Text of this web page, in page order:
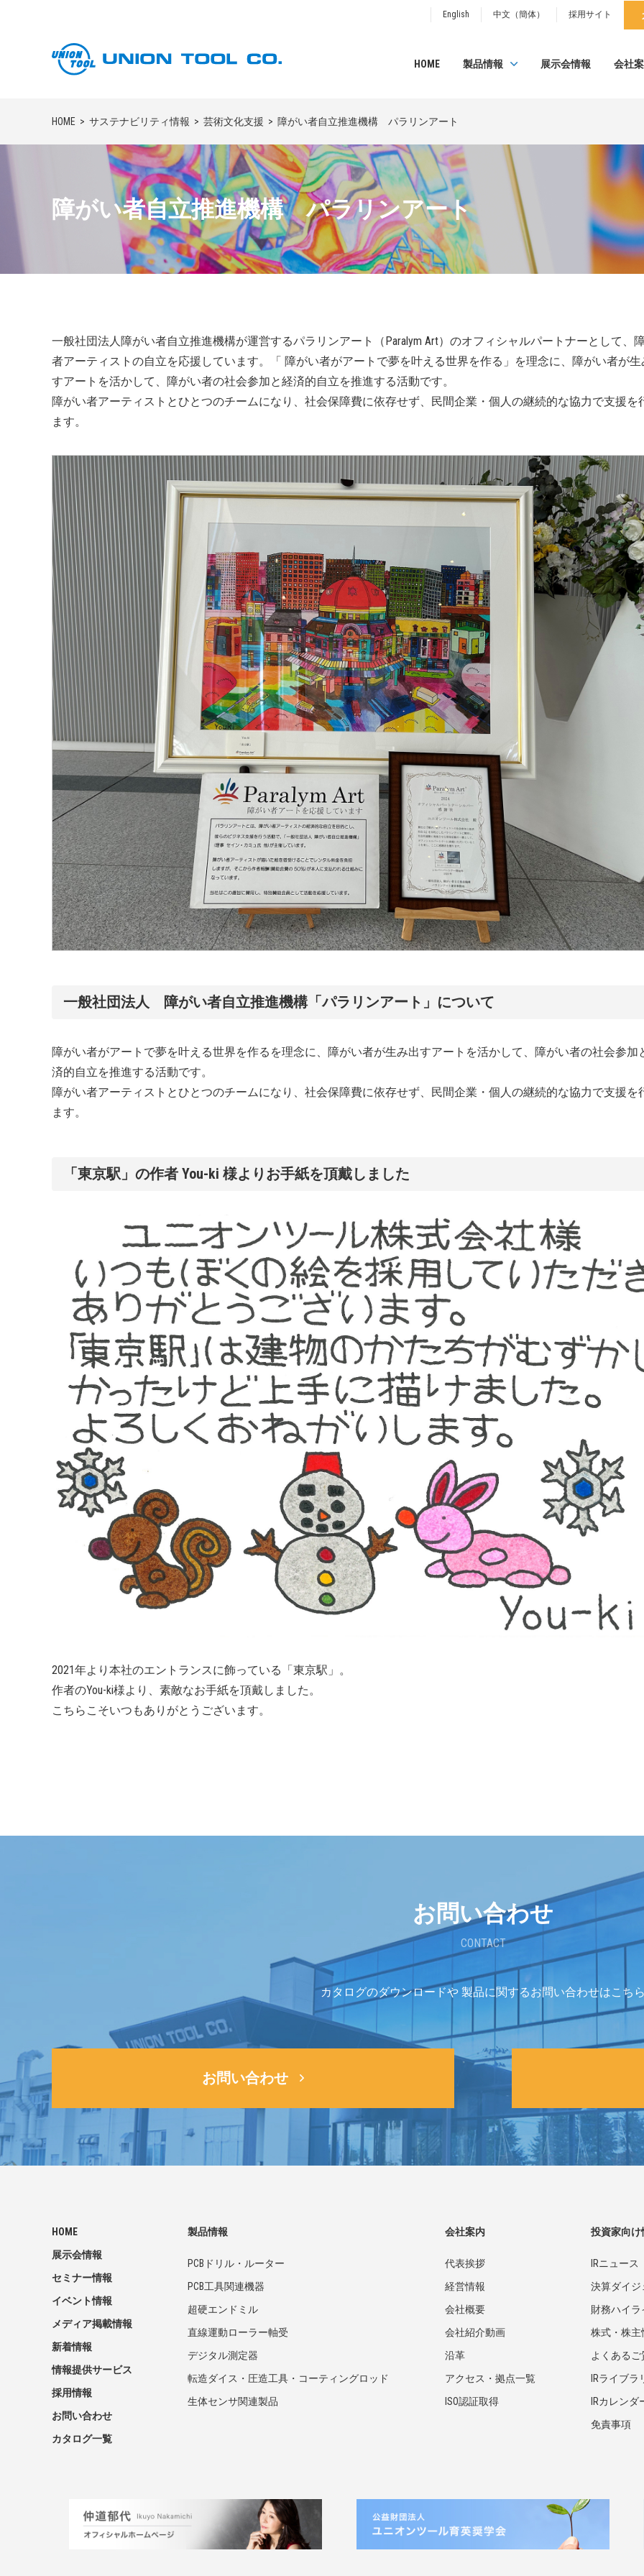
English 中文（簡体） 採用サイト
HOME 製品情報 展示会情報 会社
HOME サステナビリティ情報 芸術文化支援 障がい者自立推進機構 パラリンアート
障がい者自立推進機構 パラリンアート
一般社団法人障がい者自立推進機構が運営するパラリンアート（Paralym Art）のオフィシャルパートナーとして、
者アーティストの自立を応援しています。「 障がい者がアートで夢を叶える世界を作る」を理念に、障がい者が生
すアートを活かして、障がい者の社会参加と経済的自立を推進する活動です。
障がい者アーティストとひとつのチームになり、社会保障費に依存せず、民間企業・個人の継続的な協力で支援を
ます。
一般社団法人 障がい者自立推進機構「パラリンアート」について
障がい者がアートで夢を叶える世界を作るを理念に、障がい者が生み出すアートを活かして、障がい者の社会参加
済的自立を推進する活動です。
障がい者アーティストとひとつのチームになり、社会保障費に依存せず、民間企業・個人の継続的な協力で支援を
ます。
「東京駅」の作者 You-ki 様よりお手紙を頂戴しました
2021年より本社のエントランスに飾っている「東京駅」。
作者のYou-ki様より、素敵なお手紙を頂戴しました。
こちらこそいつもありがとうございます。
お問い合わせ
CONTACT
カタログのダウンロードや 製品に関するお問い合わせはこちら
お問い合わせ
HOME
展示会情報
セミナー情報
イベント情報
メディア掲載情報
新着情報
情報提供サービス
採用情報
お問い合わせ
カタログ一覧
製品情報
PCBドリル・ルーター
PCB工具関連機器
超硬エンドミル
直線運動ローラー軸受
デジタル測定器
転造ダイス・圧造工具・コーティングロッド
生体センサ関連製品
会社案内
代表挨拶
経営情報
会社概要
会社紹介動画
沿革
アクセス・拠点一覧
ISO認証取得
投資家向け
IRニュース
決算ダイジ
財務ハイラ
株式・株主
よくあるご
IRライブラ
IRカレンダ
免責事項